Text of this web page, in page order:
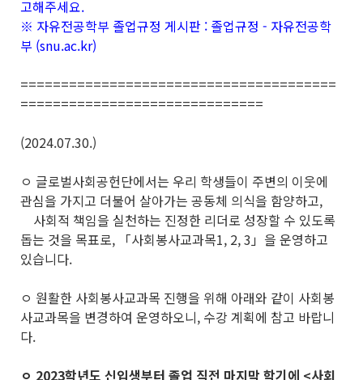
고해주세요.
※ 자유전공학부 졸업규정 게시판 : 졸업규정 - 자유전공학
부 (snu.ac.kr)
=======================================
==============================
(2024.07.30.)
ㅇ 글로벌사회공헌단에서는 우리 학생들이 주변의 이웃에
관심을 가지고 더불어 살아가는 공동체 의식을 함양하고,
사회적 책임을 실천하는 진정한 리더로 성장할 수 있도록
돕는 것을 목표로, 「사회봉사교과목1, 2, 3」을 운영하고
있습니다.
ㅇ 원활한 사회봉사교과목 진행을 위해 아래와 같이 사회봉
사교과목을 변경하여 운영하오니, 수강 계획에 참고 바랍니
다.
ㅇ 2023학년도 신입생부터 졸업 직전 마지막 학기에 <사회